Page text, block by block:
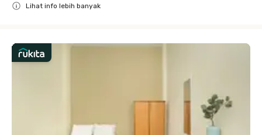
Lihat info lebih banyak